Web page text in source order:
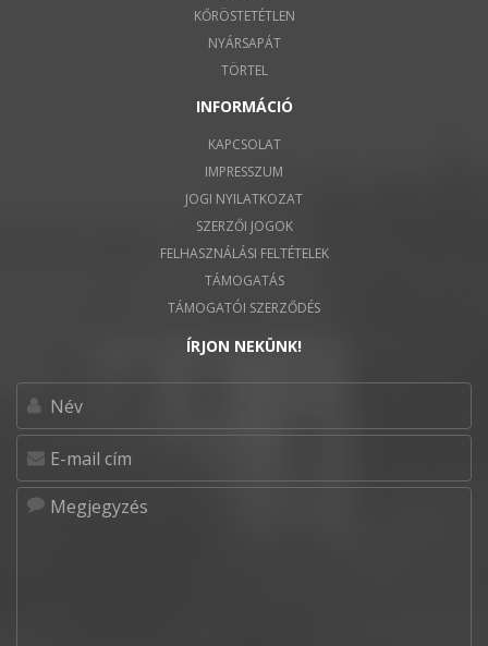
KŐRÖSTETÉTLEN
NYÁRSAPÁT
TÖRTEL
INFORMÁCIÓ
KAPCSOLAT
IMPRESSZUM
JOGI NYILATKOZAT
SZERZŐI JOGOK
FELHASZNÁLÁSI FELTÉTELEK
TÁMOGATÁS
TÁMOGATÓI SZERZŐDÉS
ÍRJON NEKÜNK!